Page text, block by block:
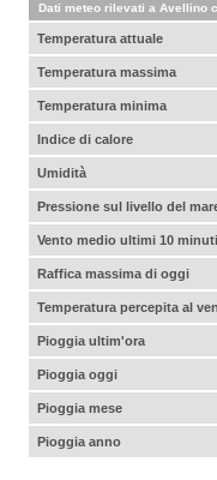
Dati meteo rilevati a Avellino
Temperatura attuale
Temperatura massima
Temperatura minima
Indice di calore
Umidità
Pressione sul livello del
Vento medio ultimi 10 minuti
Raffica massima di oggi
Temperatura percepita al
Pioggia ultim'ora
Pioggia oggi
Pioggia mese
Pioggia anno